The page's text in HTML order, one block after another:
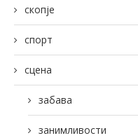
скопје
спорт
сцена
забава
занимливости